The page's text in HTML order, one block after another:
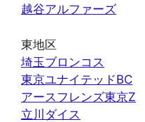
越谷アルファーズ
東地区
埼玉ブロンコス
東京ユナイテッドBC
アースフレンズ東京Z
立川ダイス